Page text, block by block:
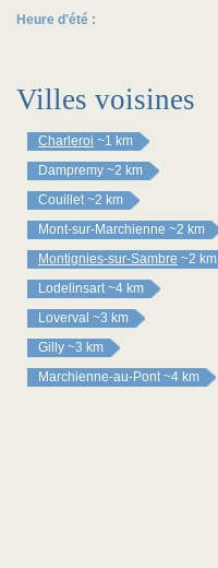
Heure d'été :
Villes voisines
Charleroi ~1 km
Dampremy ~2 km
Couillet ~2 km
Mont-sur-Marchienne ~2 km
Montignies-sur-Sambre ~2 km
Lodelinsart ~4 km
Loverval ~3 km
Gilly ~3 km
Marchienne-au-Pont ~4 km